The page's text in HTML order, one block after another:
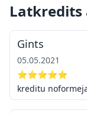
Latkredits
Gints
05.05.2021
⭐⭐⭐⭐⭐
kreditu